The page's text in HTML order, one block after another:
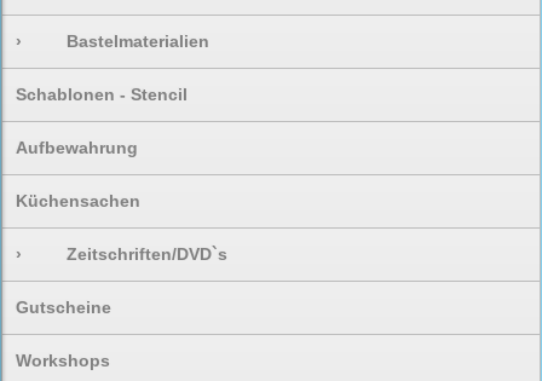
› Bastelmaterialien
Schablonen - Stencil
Aufbewahrung
Küchensachen
› Zeitschriften/DVD`s
Gutscheine
Workshops